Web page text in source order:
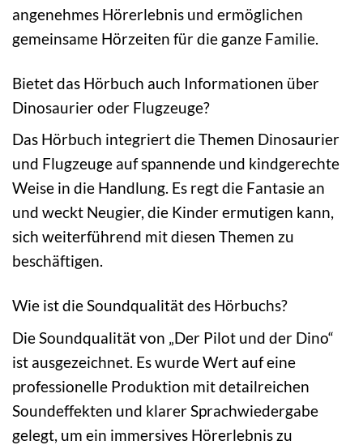
angenehmes Hörerlebnis und ermöglichen
gemeinsame Hörzeiten für die ganze Familie.
Bietet das Hörbuch auch Informationen über
Dinosaurier oder Flugzeuge?
Das Hörbuch integriert die Themen Dinosaurier
und Flugzeuge auf spannende und kindgerechte
Weise in die Handlung. Es regt die Fantasie an
und weckt Neugier, die Kinder ermutigen kann,
sich weiterführend mit diesen Themen zu
beschäftigen.
Wie ist die Soundqualität des Hörbuchs?
Die Soundqualität von „Der Pilot und der Dino“
ist ausgezeichnet. Es wurde Wert auf eine
professionelle Produktion mit detailreichen
Soundeffekten und klarer Sprachwiedergabe
gelegt, um ein immersives Hörerlebnis zu